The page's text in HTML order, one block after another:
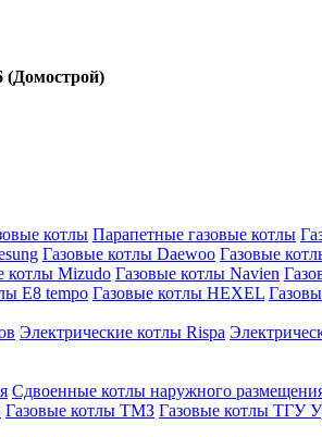
(Домострой)
котлы Парапетные газовые котлы
Газовые котлы Daewoo Газовые
котлы Mizudo Газовые котлы Navien
E8 tempo Газовые котлы HEXEL
Электрические котлы Rispa
Сдвоенные котлы наружного
Газовые котлы ТМЗ Газовые котлы ТГУ